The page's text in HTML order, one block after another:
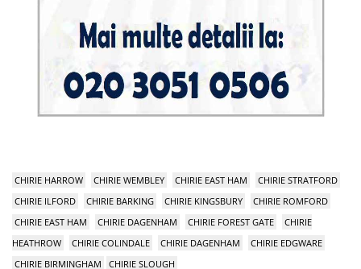
CHIRIE HARROW CHIRIE WEMBLEY CHIRIE EAST HAM
CHIRIE STRATFORD
CHIRIE ILFORD
CHIRIE BARKING CHIRIE KINGSBURY
CHIRIE ROMFORD
CHIRIE EAST HAM
CHIRIE DAGENHAM CHIRIE FOREST GATE
CHIRIE
HEATHROW
CHIRIE COLINDALE CHIRIE DAGENHAM
CHIRIE EDGWARE
CHIRIE BIRMINGHAM
CHIRIE SLOUGH